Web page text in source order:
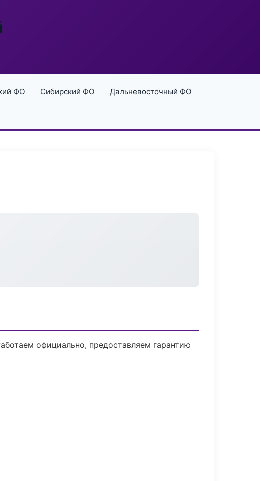
ФО Сибирский ФО Дальневосточный ФО
официально, предоставляем гарантию